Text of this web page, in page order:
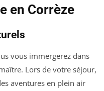
en Corrèze
vous immergerez dans
Lors de votre séjour,
aventures en plein air